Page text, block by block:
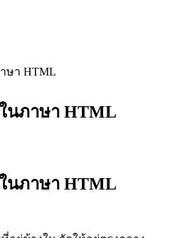
ษา HTML
นภาษา HTML
นภาษา HTML